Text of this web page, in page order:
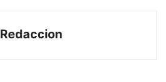
Redaccion